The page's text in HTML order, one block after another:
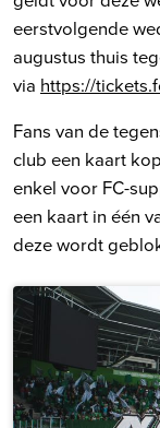
eerstvolgende
augustus thuis
via https://
Fans van de
club een kaart
enkel voor FC-
een kaart in één
deze wordt